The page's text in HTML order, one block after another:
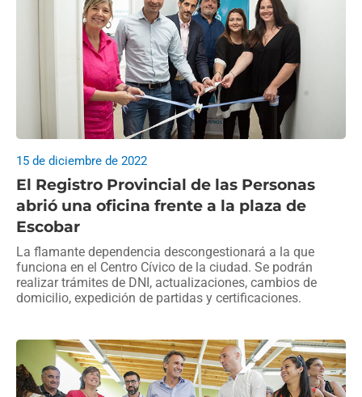
El Registro Provincial de las Personas
abrió una oficina frente a la plaza de
Escobar
15 de diciembre de 2022
La flamante dependencia descongestionará a la que
funciona en el Centro Cívico de la ciudad. Se podrán
realizar trámites de DNI, actualizaciones, cambios de
domicilio, expedición de partidas y certificaciones.